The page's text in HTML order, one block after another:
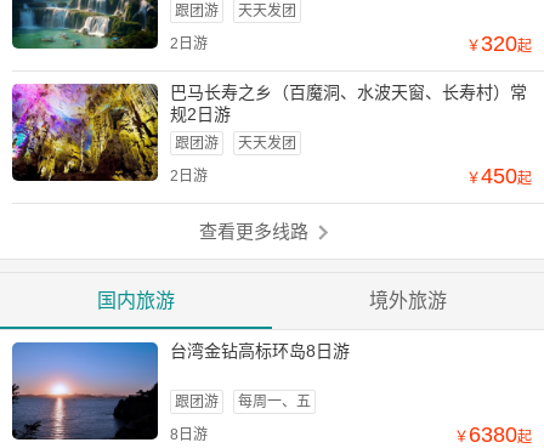
跟团游
天天发团
2日游
￥320起
巴马长寿之乡（百魔洞、水波天窗、长寿村）常
规2日游
跟团游
天天发团
2日游
￥450起
查看更多线路
国内旅游 境外旅游
台湾金钻高标环岛8日游
跟团游
每周一、五
8日游
￥ 6380起